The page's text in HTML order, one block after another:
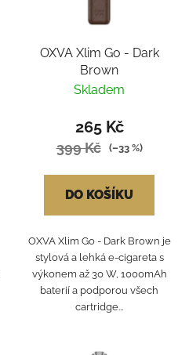
OXVA Xlim Go - Dark
Brown
Skladem
265 Kč
399 Kč (–33 %)
DO KOŠÍKU
OXVA Xlim Go - Dark Brown je
stylová a lehká e-cigareta s
výkonem až 30 W, 1000mAh
baterií a podporou všech
cartridge...